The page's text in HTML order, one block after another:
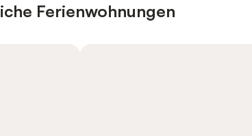
Ferienwohnungen